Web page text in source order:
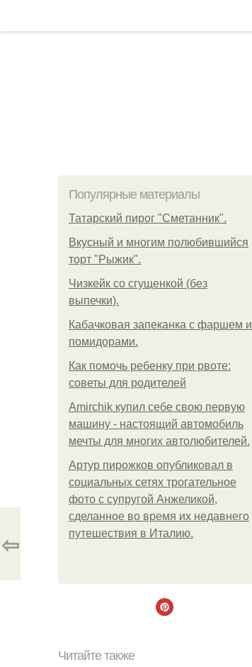
Популярные материалы
Татарский пирог "Сметанник".
Вкусный и многим полюбившийся
торт "Рыжик".
Чизкейк со сгущенкой (без
выпечки).
Кабачковая запеканка с фаршем и
помидорами.
Как помочь ребенку при рвоте:
советы для родителей
Amirchik купил себе свою первую
машину - настоящий автомобиль
мечты для многих автолюбителей.
Артур пирожков опубликовал в
социальных сетях трогательное
фото с супругой Анжеликой,
сделанное во время их недавнего
путешествия в Италию.
⇦
Читайте также